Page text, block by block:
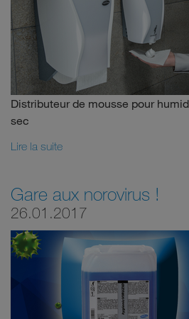
Distributeur de mousse pour
sec
Lire la suite
Gare aux norovirus !
26.01.2017